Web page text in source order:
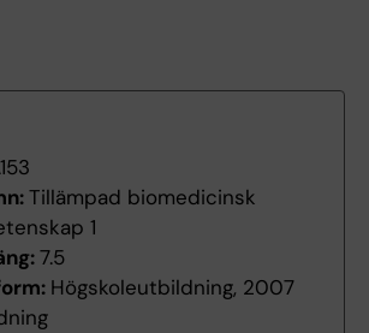
Tillämpad biomedicinsk
1
7.5
Högskoleutbildning, 2007